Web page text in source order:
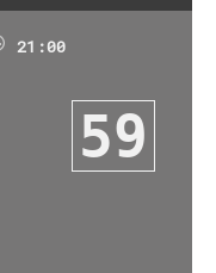
21:00
59